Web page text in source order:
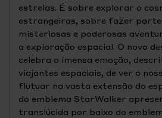
estrelas. É sobre explorar o
estrangeiras, sobre fazer parte
misteriosas e poderosas
a exploração espacial. O novo
celebra a imensa emoção,
viajantes espaciais, de ver o
flutuar na vasta extensão do
do emblema StarWalker
translúcida por baixo do